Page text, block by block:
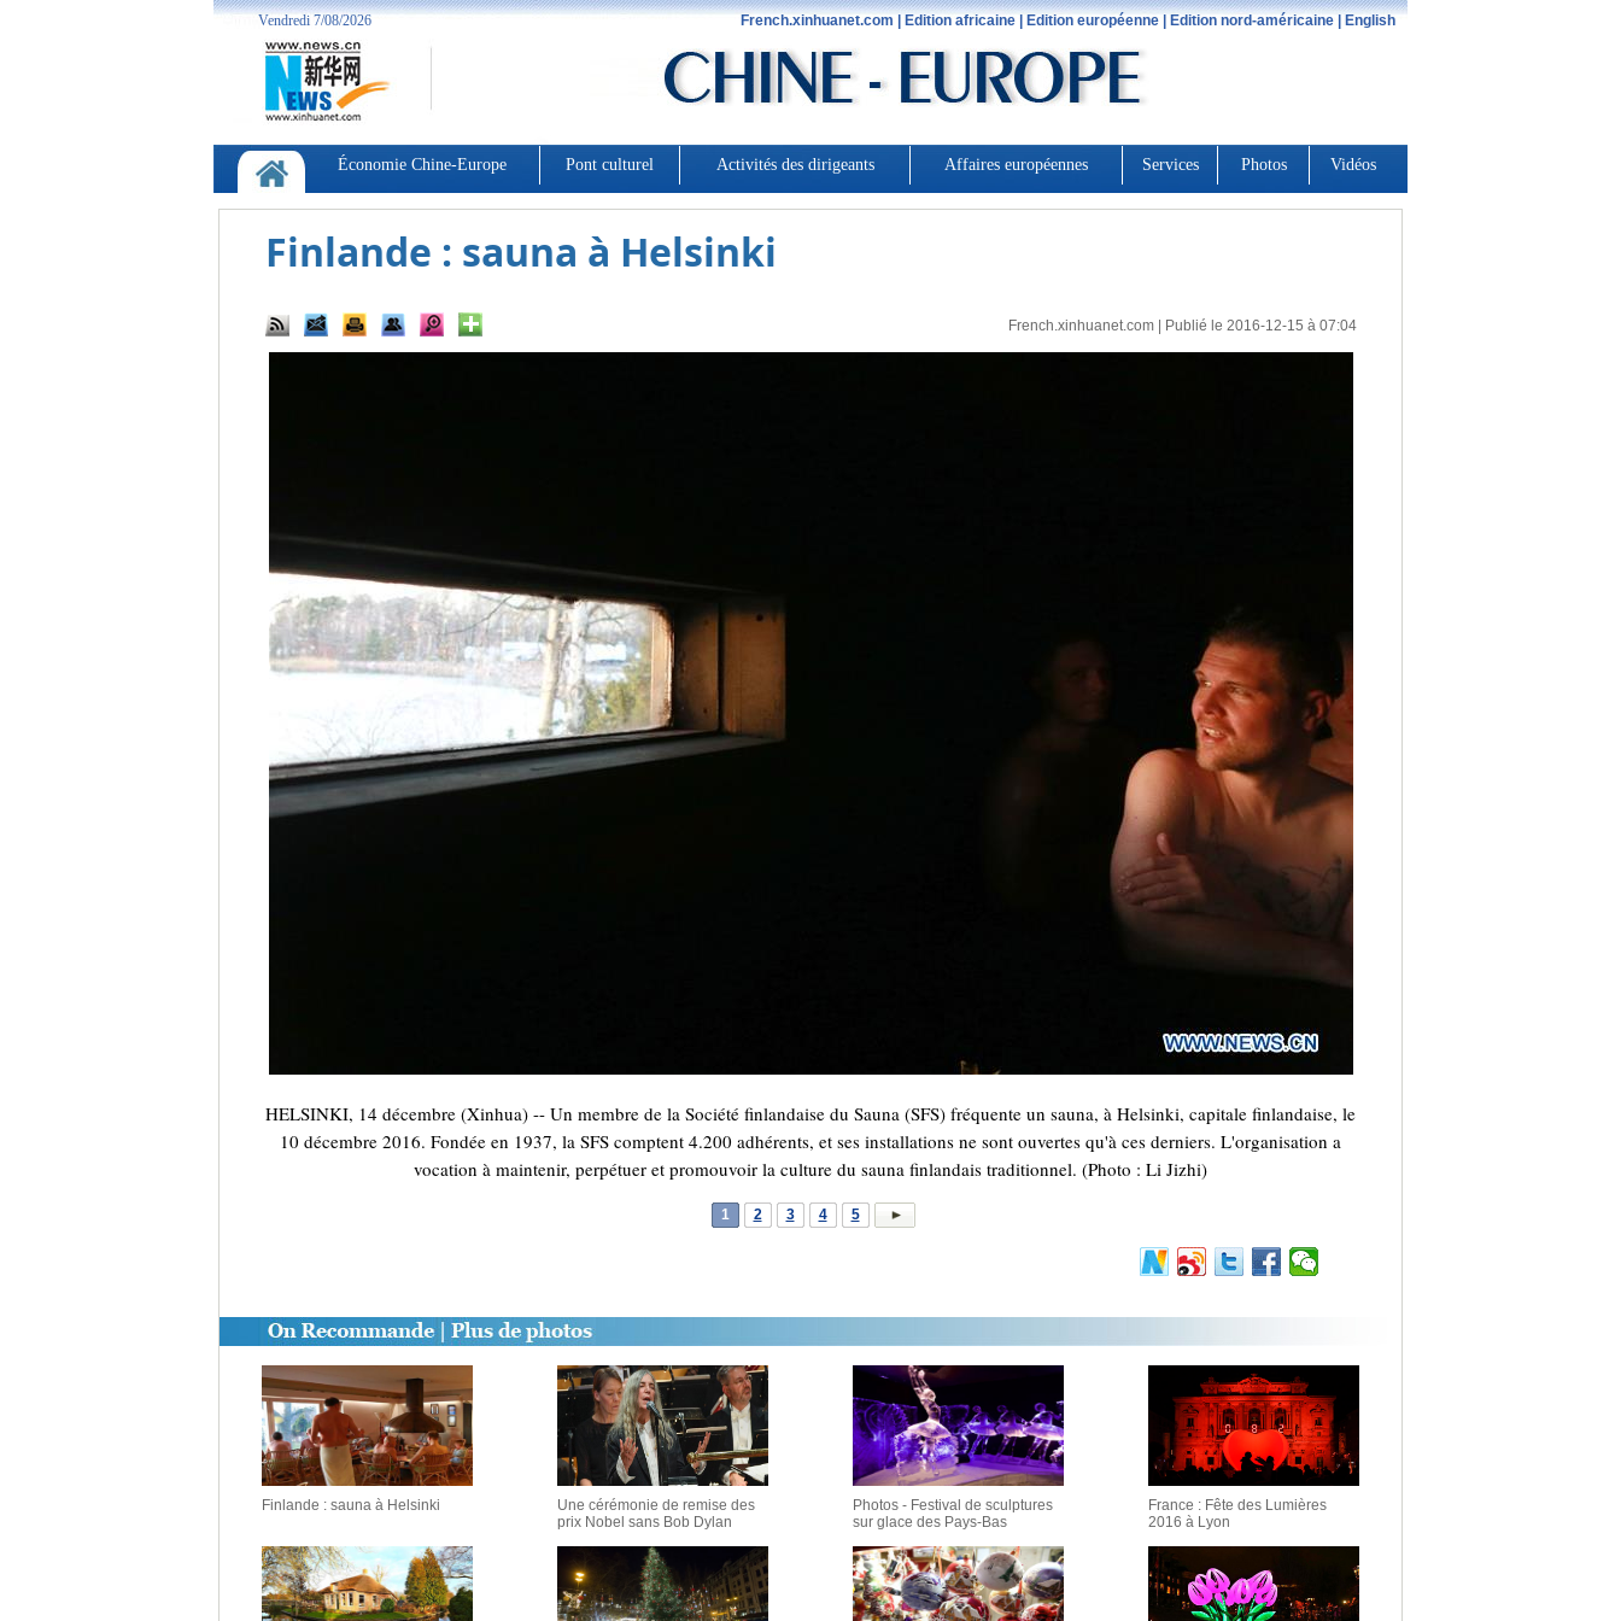
Finlande : sauna à Helsinki
French.xinhuanet.com| Publié le 2016-12-15 à 07:04
HELSINKI, 14 décembre (Xinhua) -- Un membre de la Société finlandaise du Sauna (SFS) fréquente un sauna, à Helsinki, capitale finlandaise, le
10 décembre 2016. Fondée en 1937, la SFS comptent 4.200 adhérents, et ses installations ne sont ouvertes qu'à ces derniers. L'organisation a
vocation à maintenir, perpétuer et promouvoir la culture du sauna finlandais traditionnel. (Photo : Li Jizhi)
1 2 3 4 5
Finlande : sauna à Helsinki
Une cérémonie de remise des
prix Nobel sans Bob Dylan
Photos - Festival de sculptures
sur glace des Pays-Bas
France : Fête des Lumières
2016 à Lyon